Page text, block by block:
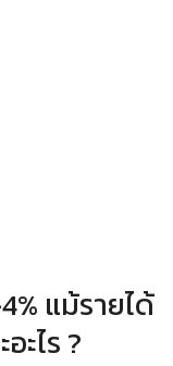
แม้รายได้
ะไร ?